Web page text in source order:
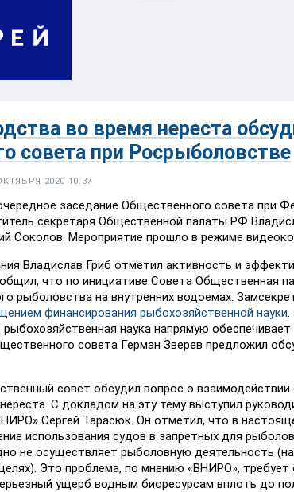
во время нереста
совета при Росрыболовстве
2020 10:37
заседание Общественного совета при
секретаря Общественной палаты РФ
Соколов. Мероприятие прошло в режиме
Владислав Гриб отметил активность и
что по инициативе Совета Общественная
рыболовства на внутренних водоемах.
финансирования рыбохозяйственной науки.
рыбохозяйственная наука напрямую
совета Герман Зверев предложил
совет обсудил вопрос о взаимодействии
С докладом на эту тему выступил
Сергей Тарасюк. Он отметил, что в
использования судов в запретных для
не осуществляет рыболовную деятельность
Это проблема, по мнению «ВНИРО», требует
ущерб водным биоресурсам вплоть до